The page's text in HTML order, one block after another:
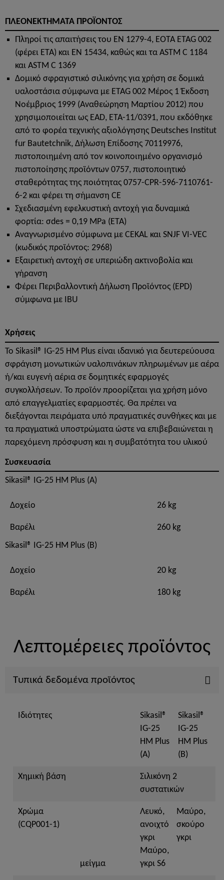
ΠΛΕΟΝΕΚΤΗΜΑΤΑ ΠΡΟΪΟΝΤΟΣ
Πληροί τις απαιτήσεις του EN 1279-4, EOTA ETAG 002
(φέρει ETA) και EN 15434, καθώς και τα ASTM C 1184
και ASTM C 1369
Δομικό σφραγιστικό σιλικόνης για χρήση σε δομικά
υαλοστάσια σύμφωνα με ETAG 002 Μέρος 1 Έκδοση
Νοέμβριος 1999 (Αναθεώρηση Μαρτίου 2012) που
χρησιμοποιείται ως EAD, ETA-11/0391, που εκδόθηκε
από το φορέα τεχνικής αξιολόγησης Deutsches Institut
fur Bautetchnik, Δήλωση Επίδοσης 70119976,
πιστοποιημένη από τον κοινοποιημένο οργανισμό
πιστοποίησης προϊόντων 0757, πιστοποιητικό
σταθερότητας της ποιότητας 0757-CPR-596-7110761-
6-2 και φέρει τη σήμανση CE
Σχεδιασμένη εφελκυστική αντοχή για δυναμικά
φορτία: σdes = 0,19 MPa (ETA)
Αναγνωρισμένο σύμφωνα με CEKAL και SNJF VI-VEC
(κωδικός προϊόντος: 2968)
Εξαιρετική αντοχή σε υπεριώδη ακτινοβολία και
γήρανση
Φέρει Περιβαλλοντική Δήλωση Προϊόντος (EPD)
σύμφωνα με IBU
Χρήσεις
To Sikasil® IG-25 HM Plus είναι ιδανικό για δευτερεύουσα
σφράγιση μονωτικών υαλοπινάκων πληρωμένων με αέρα
ή/και ευγενή αέρια σε δομητικές εφαρμογές
συγκολλήσεων. Το προϊόν προορίζεται για χρήση μόνο
από επαγγελματίες εφαρμοστές. Θα πρέπει να
διεξάγονται πειράματα υπό πραγματικές συνθήκες και με
τα πραγματικά υποστρώματα ώστε να επιβεβαιώνεται η
παρεχόμενη πρόσφυση και η συμβατότητα του υλικού
Συσκευασία
Sikasil® IG-25 HM Plus (A)
Δοχείο 26 kg
Βαρέλι
260 kg
Sikasil® IG-25 HM Plus (B)
Δοχείο 20 kg
Βαρέλι 180 kg
Λεπτομέρειες προϊόντος
Τυπικά δεδομένα προϊόντος
Ιδιότητες
Sikasil®
IG-25
HM Plus
(A)
Sikasil®
IG-25
HM Plus
(B)
Χημική βάση
Σιλικόνη 2
συστατικών
Χρώμα
(CQP001-1)
μείγμα
Λευκό,
ανοιχτό
γκρι
Μαύρο,
σκούρο
γκρι
Μαύρο,
γκρι S6